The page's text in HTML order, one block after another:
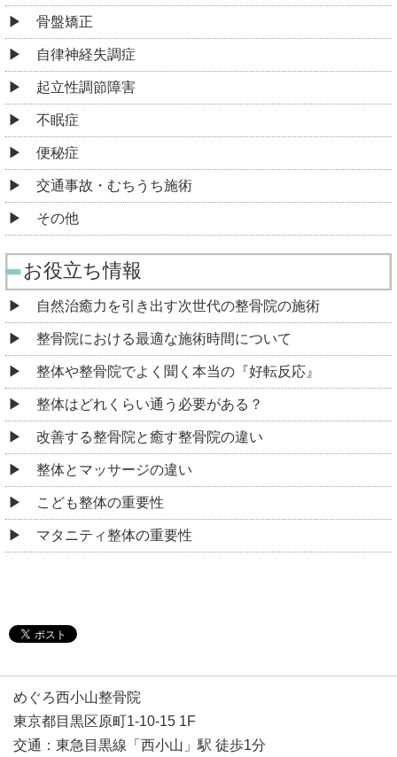
骨盤矯正
自律神経失調症
起立性調節障害
不眠症
便秘症
交通事故・むちうち施術
その他
お役立ち情報
自然治癒力を引き出す次世代の整骨院の施術
整骨院における最適な施術時間について
整体や整骨院でよく聞く本当の『好転反応』
整体はどれくらい通う必要がある？
改善する整骨院と癒す整骨院の違い
整体とマッサージの違い
こども整体の重要性
マタニティ整体の重要性
めぐろ西小山整骨院
東京都目黒区原町1-10-15 1F
交通：東急目黒線「西小山」駅 徒歩1分